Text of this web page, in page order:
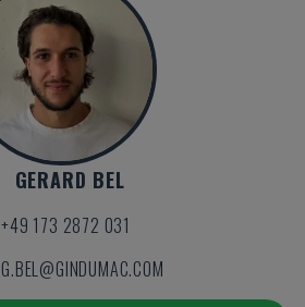
GERARD BEL
+49 173 2872 031
G.BEL@GINDUMAC.COM